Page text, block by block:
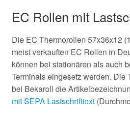
EC Rollen mit
Die EC Thermorollen 57x36x12
meist verkauften EC Rollen in
können bei stationären als auch
Terminals eingesetz werden. Die
bei Bekaroll die
mit SEPA Lastschrifttext